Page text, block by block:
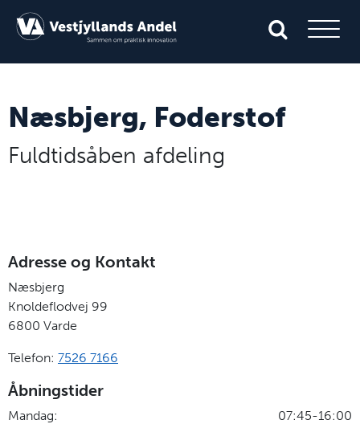
Næsbjerg, Foderstof
Fuldtidsåben afdeling
Adresse og Kontakt
Næsbjerg
Knoldeflodvej 99
6800 Varde
Telefon: 7526 7166
Åbningstider
Mandag:
07:45-16:00